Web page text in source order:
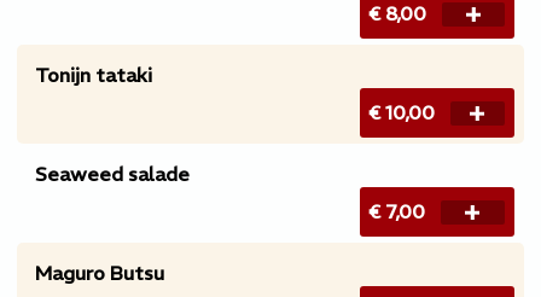
€ 8,00
Tonijn tataki
€ 10,00
Seaweed salade
€ 7,00
Maguro Butsu